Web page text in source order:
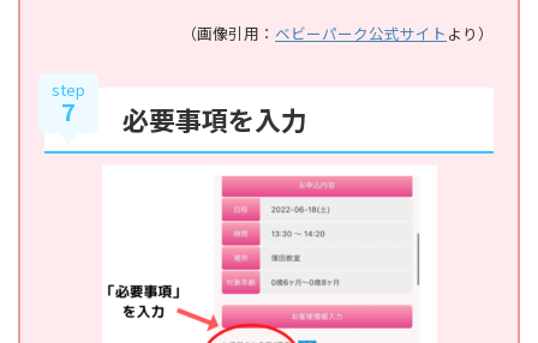
（画像引用： ベビーパーク公式サイト より）
step
7 必要事項を入力